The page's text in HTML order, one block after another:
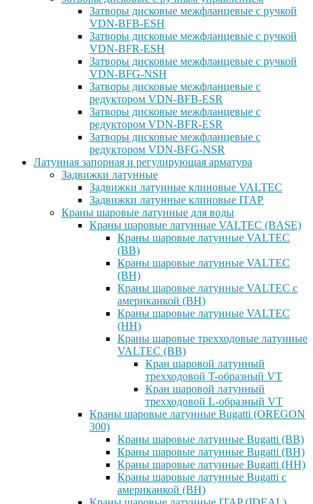
Затворы дисковые межфланцевые с ручкой
VDN-BFB-ESH
Затворы дисковые межфланцевые с ручкой
VDN-BFR-ESH
Затворы дисковые межфланцевые с ручкой
VDN-BFG-NSH
Затворы дисковые межфланцевые с
редуктором VDN-BFB-ESR
Затворы дисковые межфланцевые с
редуктором VDN-BFR-ESR
Затворы дисковые межфланцевые с
редуктором VDN-BFG-NSR
Латунная запорная и регулирующая арматура
Задвижки латунные
Задвижки латунные клиновые VALTEC
Задвижки латунные клиновые ITAP
Краны шаровые латунные для воды
Краны шаровые латунные VALTEC (BASE)
Краны шаровые латунные VALTEC
(ВВ)
Краны шаровые латунные VALTEC
(ВН)
Краны шаровые латунные VALTEC с
американкой (ВН)
Краны шаровые латунные VALTEC
(НН)
Краны шаровые трехходовые латунные
VALTEC (ВВ)
Кран шаровой латунный
трехходовой T-образный VT
Кран шаровой латунный
трехходовой L-образный VT
Краны шаровые латунные Bugatti (OREGON
300)
Краны шаровые латунные Bugatti (ВВ)
Краны шаровые латунные Bugatti (ВН)
Краны шаровые латунные Bugatti (НН)
Краны шаровые латунные Bugatti с
американкой (ВН)